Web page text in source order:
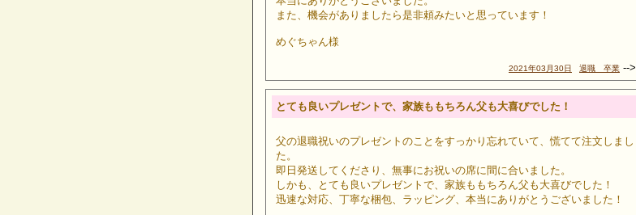
また、機会がありましたら是非頼みたいと思っています！
めぐちゃん様
2021年03月30日 退職 卒業 -->
とても良いプレゼントで、家族ももちろん父も大喜びでした！
父の退職祝いのプレゼントのことをすっかり忘れていて、慌てて注文しまし
た。
即日発送してくださり、無事にお祝いの席に間に合いました。
しかも、とても良いプレゼントで、家族ももちろん父も大喜びでした！
迅速な対応、丁寧な梱包、ラッピング、本当にありがとうございました！